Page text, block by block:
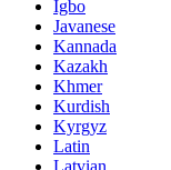
Igbo
Javanese
Kannada
Kazakh
Khmer
Kurdish
Kyrgyz
Latin